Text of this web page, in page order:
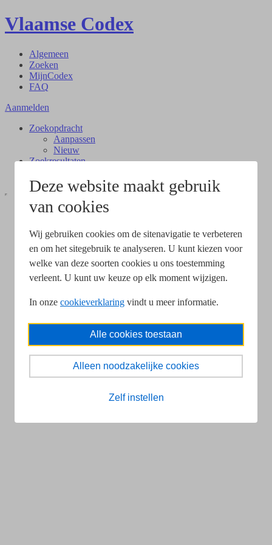
Deze website maakt gebruik
van cookies
Wij gebruiken cookies om de sitenavigatie te verbeteren
en om het sitegebruik te analyseren. U kunt kiezen voor
welke van deze soorten cookies u ons toestemming
verleent. U kunt uw keuze op elk moment wijzigen.
In onze cookieverklaring vindt u meer informatie.
Alle cookies toestaan
Alleen noodzakelijke cookies
Zelf instellen
Vlaamse Codex
Algemeen
Zoeken
MijnCodex
FAQ
Aanmelden
Zoekopdracht
Aanpassen
Nieuw
Zoekresultaten